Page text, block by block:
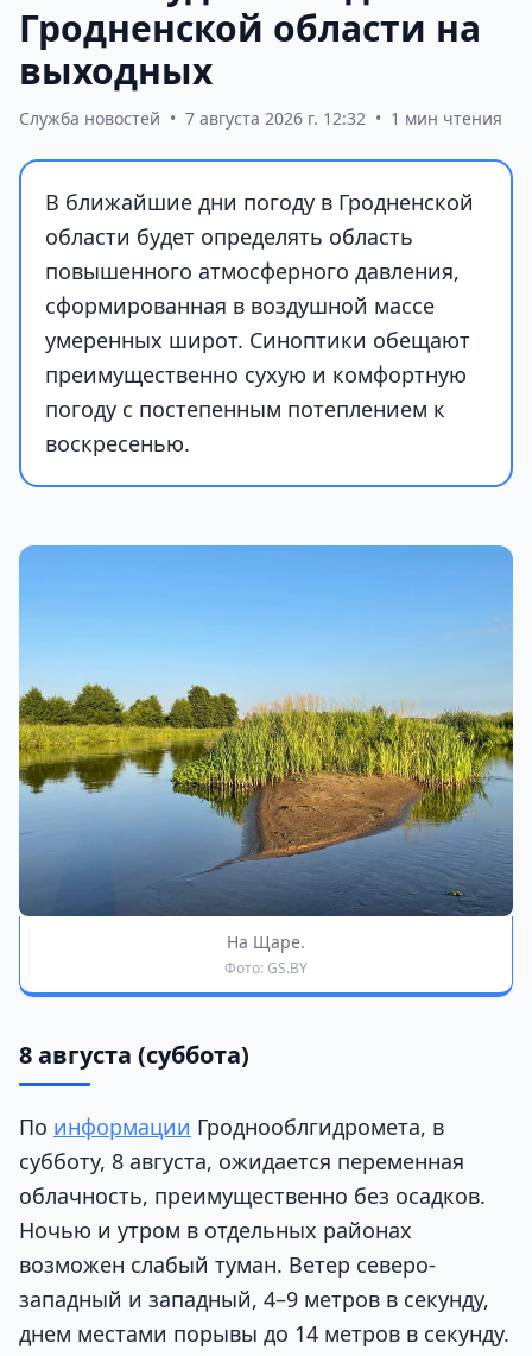
Гродненской области на
выходных
Служба новостей • 7 августа 2026 г. 12:32 • 1 мин чтения
В ближайшие дни погоду в Гродненской
области будет определять область
повышенного атмосферного давления,
сформированная в воздушной массе
умеренных широт. Синоптики обещают
преимущественно сухую и комфортную
погоду с постепенным потеплением к
воскресенью.
На Щаре.
Фото: GS.BY
8 августа (суббота)
По информации Гроднооблгидромета, в
субботу, 8 августа, ожидается переменная
облачность, преимущественно без осадков.
Ночью и утром в отдельных районах
возможен слабый туман. Ветер северо-
западный и западный, 4–9 метров в секунду,
днем местами порывы до 14 метров в секунду.